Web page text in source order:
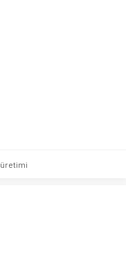
üretimi